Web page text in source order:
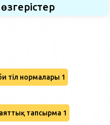
тіл нормалары 1
тапсырма 1